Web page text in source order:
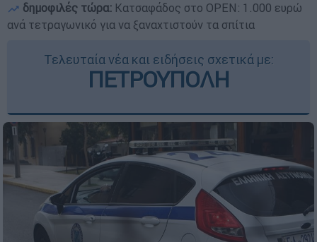
δημοφιλές τώρα: Κατσαφάδος στο OPEN: 1.000 ευρώ
ανά τετραγωνικό για να ξαναχτιστούν τα σπίτια
Τελευταία νέα και ειδήσεις σχετικά με:
ΠΕΤΡΟΥΠΟΛΗ